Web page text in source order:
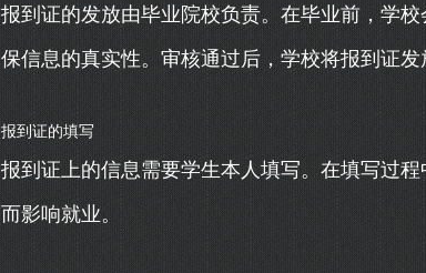
报到证的发放由毕业院校负责。在毕业前，学
保信息的真实性。审核通过后，学校将报到证发
报到证的填写
报到证上的信息需要学生本人填写。在填写过
而影响就业。